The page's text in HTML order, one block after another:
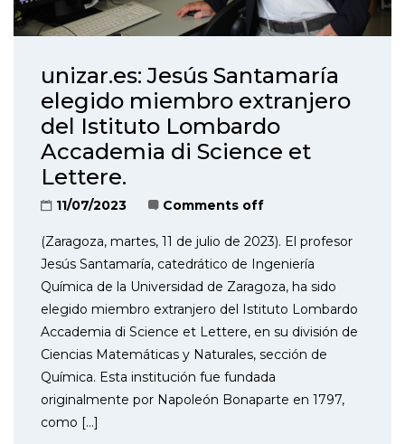
unizar.es: Jesús Santamaría
elegido miembro extranjero
del Istituto Lombardo
Accademia di Science et
Lettere.
11/07/2023 Comments off
(Zaragoza, martes, 11 de julio de 2023). El profesor
Jesús Santamaría, catedrático de Ingeniería
Química de la Universidad de Zaragoza, ha sido
elegido miembro extranjero del Istituto Lombardo
Accademia di Science et Lettere, en su división de
Ciencias Matemáticas y Naturales, sección de
Química. Esta institución fue fundada
originalmente por Napoleón Bonaparte en 1797,
como […]